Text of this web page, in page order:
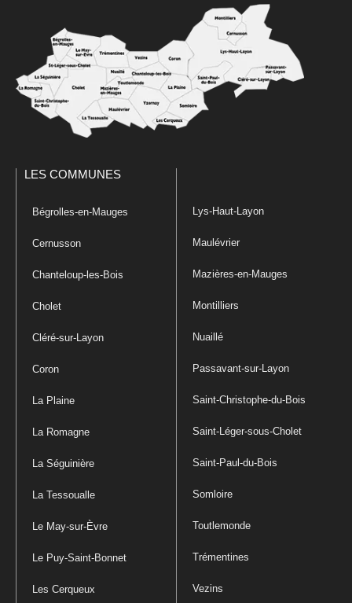
LES COMMUNES
Bégrolles-en-Mauges
Cernusson
Chanteloup-les-Bois
Cholet
Cléré-sur-Layon
Coron
La Plaine
La Romagne
La Séguinière
La Tessoualle
Le May-sur-Èvre
Le Puy-Saint-Bonnet
Les Cerqueux
Lys-Haut-Layon
Maulévrier
Mazières-en-Mauges
Montilliers
Nuaillé
Passavant-sur-Layon
Saint-Christophe-du-Bois
Saint-Léger-sous-Cholet
Saint-Paul-du-Bois
Somloire
Toutlemonde
Trémentines
Vezins